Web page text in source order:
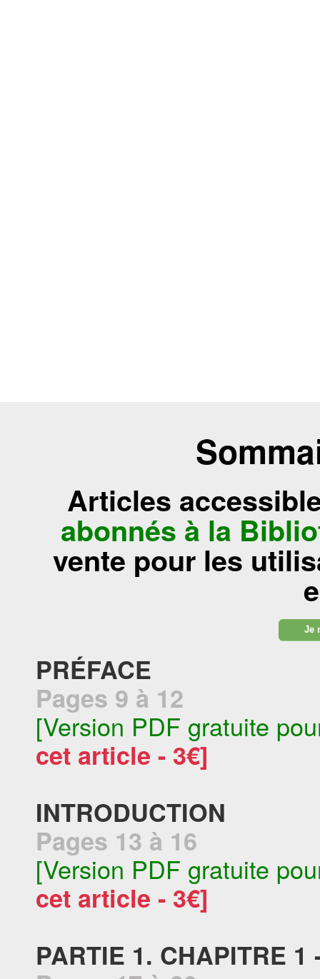
Articles
abonnés à la
vente pour les
Je
PRÉFACE
Pages 9 à 12
[Version PDF gratuite
cet article - 3€]
INTRODUCTION
Pages 13 à 16
[Version PDF gratuite
cet article - 3€]
PARTIE 1. CHAPITRE 1